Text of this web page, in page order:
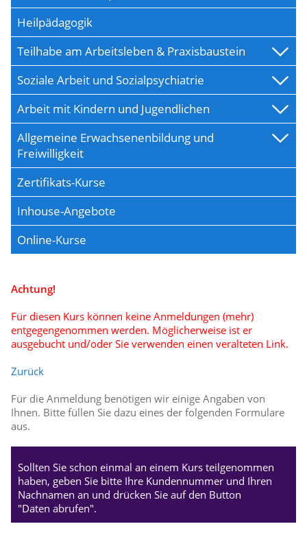
Heilpädagogik
Teilhabe am Arbeitsleben & Praxisbaustein
Soziale Arbeit und Sozialpsychiatrie
Arbeit mit Kindern und Jugendlichen
Allgemeine Erwachsenenbildung und
Freiwilligkeit
Zertifikats-Kurse
Inhouse-Angebote
Online-Kurse
Achtung!
Für diesen Kurs können keine Anmeldungen (mehr)
entgegengenommen werden. Möglicherweise ist er
ausgebucht und/oder Sie verwenden einen veralteten Link.
Zurück
Für die Anmeldung benötigen wir einige Angaben von
Ihnen. Bitte füllen Sie dazu eines der folgenden Formulare
aus.
Sollten Sie schon einmal an einem Kurs teilgenommen
haben, geben Sie bitte Ihre Kundennummer und Ihren
Nachnamen an und drücken Sie auf den Button
"Daten abrufen".